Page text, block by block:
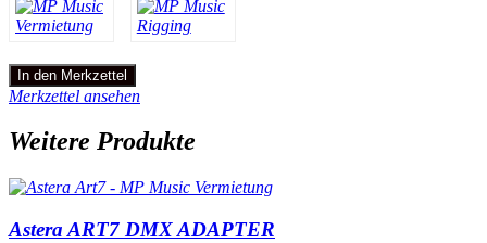
In den Merkzettel
Merkzettel ansehen
Weitere Produkte
Astera ART7 DMX ADAPTER